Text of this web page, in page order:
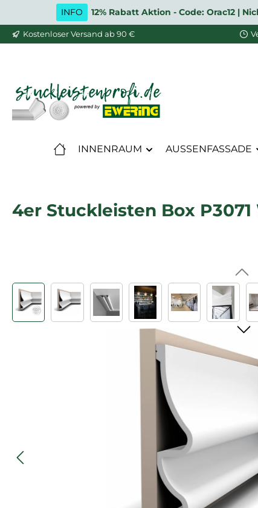
Hauptinhalt springen
Zur Suche springen
Zur Hauptnavigation springen
INFO 12% Rabatt Aktion - Code: Orac12 |
Kostenloser Versand ab 90 €
INNENRAUM AUSSENFASSADE
4er Stuckleisten Box
Bildergalerie überspringen